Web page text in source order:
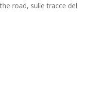
road, sulle tracce del